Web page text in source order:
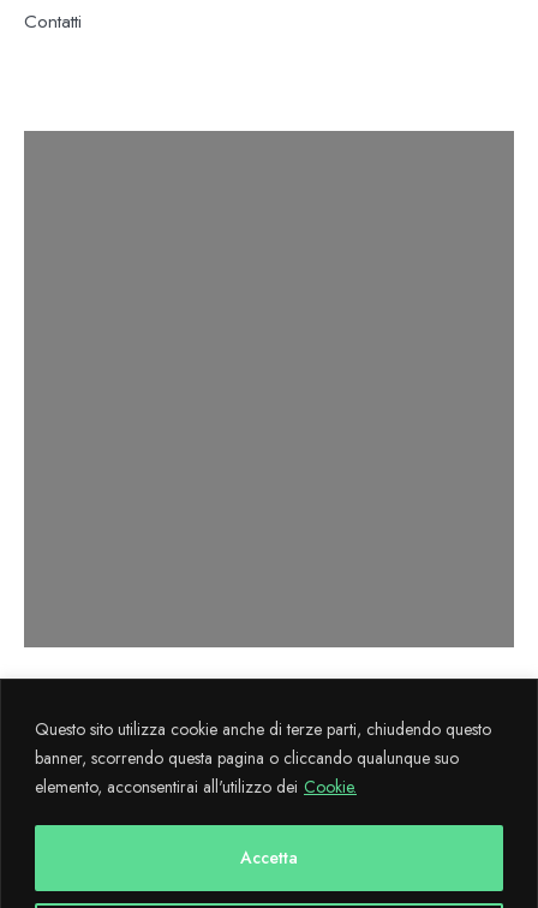
Questo sito utilizza cookie anche di terze parti, chiudendo questo
banner, scorrendo questa pagina o cliccando qualunque suo
elemento, acconsentirai all'utilizzo dei Cookie.
Accetta
Contatti
Flegreaattraverso il sostegno finanziario FESR 2014-2020.
Copyright © 2024 CulturaFlegrea All Rights Reserved - Designed and